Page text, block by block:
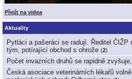
Přejít na videa
Aktuality
Pytláci a pašeráci se radují. Ředitel ČIŽP
tým, potírající obchod s ohrože (2)
Počet invazních druhů se rapidně
Česká asociace veterinárních lékařů